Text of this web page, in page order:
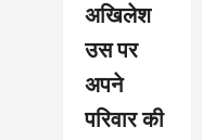
अखिलेश
उस पर
अपने
परिवार की